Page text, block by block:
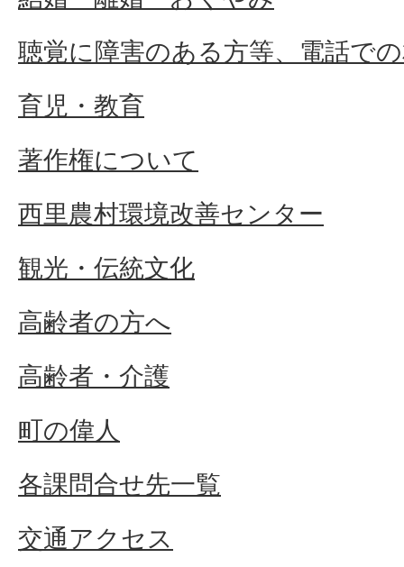
聴覚に障害のある方等、電話で
育児・教育
著作権について
西里農村環境改善センター
観光・伝統文化
高齢者の方へ
高齢者・介護
町の偉人
各課問合せ先一覧
交通アクセス